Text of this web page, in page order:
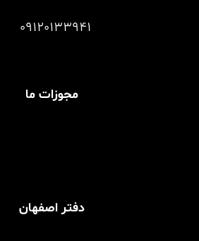
09120133941
مجوزات ما
دفتر اصفهان